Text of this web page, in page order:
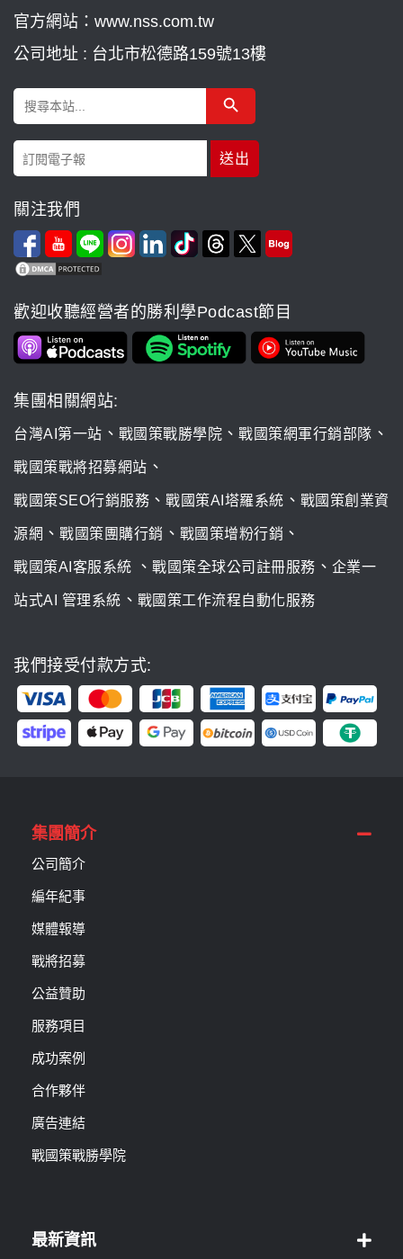
官方網站：www.nss.com.tw
公司地址 : 台北市松德路159號13樓
Search
for:
Search Button
關注我們
歡迎收聽經營者的勝利學Podcast節目
集團相關網站:
台灣AI第一站 、 戰國策戰勝學院 、 戰國策網軍行銷部隊 、
戰國策戰將招募網站 、
戰國策SEO行銷服務 、 戰國策AI塔羅系統 、 戰國策創業資
源網 、 戰國策團購行銷 、 戰國策增粉行銷 、
戰國策AI客服系統 、 戰國策全球公司註冊服務 、 企業一
站式AI 管理系統 、 戰國策工作流程自動化服務
我們接受付款方式:
集團簡介
公司簡介
編年紀事
媒體報導
戰將招募
公益贊助
服務項目
成功案例
合作夥伴
廣告連結
戰國策戰勝學院
最新資訊